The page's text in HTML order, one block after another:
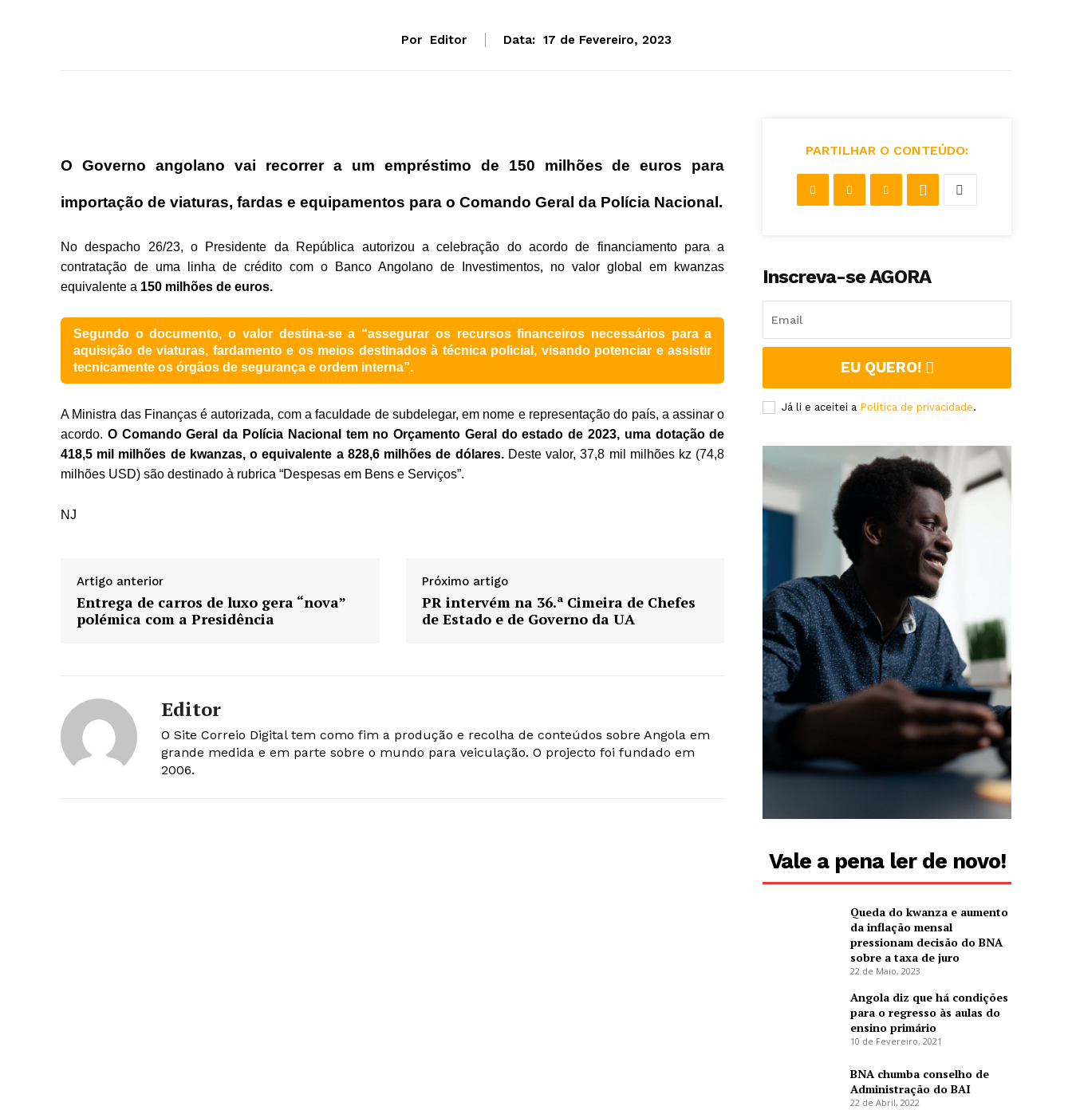
Por Editor Data: 17 de Fevereiro, 2023
O Governo angolano vai recorrer a um empréstimo de 150 milhões de euros para
importação de viaturas, fardas e equipamentos para o Comando Geral da Polícia Nacional.
No despacho 26/23, o Presidente da República autorizou a celebração do acordo de financiamento para a
contratação de uma linha de crédito com o Banco Angolano de Investimentos, no valor global em kwanzas
equivalente a 150 milhões de euros.
Segundo o documento, o valor destina-se a “assegurar os recursos financeiros necessários para a
aquisição de viaturas, fardamento e os meios destinados à técnica policial, visando potenciar e assistir
tecnicamente os órgãos de segurança e ordem interna”.
A Ministra das Finanças é autorizada, com a faculdade de subdelegar, em nome e representação do país, a assinar o
acordo. O Comando Geral da Polícia Nacional tem no Orçamento Geral do estado de 2023, uma dotação de
418,5 mil milhões de kwanzas, o equivalente a 828,6 milhões de dólares.Deste valor, 37,8 mil milhões kz (74,8
milhões USD) são destinado à rubrica “Despesas em Bens e Serviços”.
NJ
Artigo anterior
Entrega de carros de luxo gera “nova”
polémica com a Presidência
Próximo artigo
PR intervém na 36.ª Cimeira de Chefes
de Estado e de Governo da UA
Editor
O Site Correio Digital tem como fim a produção e recolha de conteúdos sobre Angola em
grande medida e em parte sobre o mundo para veiculação. O projecto foi fundado em
2006.
PARTILHAR O CONTEÚDO:
Inscreva-se AGORA
EU QUERO!
Já li e aceitei a Política de privacidade.
Vale a pena ler de novo!
Queda do kwanza e aumento
da inflação mensal
pressionam decisão do BNA
sobre a taxa de juro
22 de Maio, 2023
Angola diz que há condições
para o regresso às aulas do
ensino primário
10 de Fevereiro, 2021
BNA chumba conselho de
Administração do BAI
22 de Abril, 2022